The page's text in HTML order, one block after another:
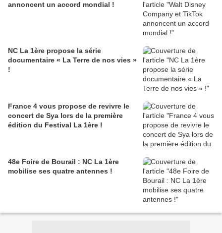
annoncent un accord mondial !
NC La 1ère propose la série
documentaire « La Terre de nos vies »
!
France 4 vous propose de revivre le
concert de Sya lors de la première
édition du Festival La 1ère !
48e Foire de Bourail : NC La 1ère
mobilise ses quatre antennes !